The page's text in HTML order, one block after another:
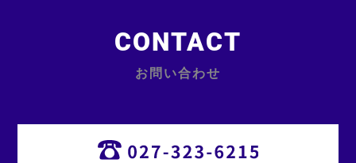
CONTACT
お問い合わせ